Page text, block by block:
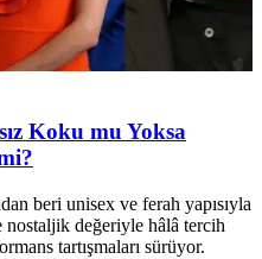
Koku mu Yoksa
beri unisex ve ferah yapısıyla
nostaljik değeriyle hâlâ tercih
tartışmaları sürüyor.